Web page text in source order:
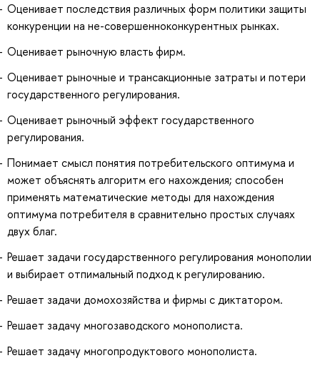
Оценивает последствия различных форм политики защиты
конкуренции на не-совершенноконкурентных рынках.
Оценивает рыночную власть фирм.
Оценивает рыночные и трансакционные затраты и потери
государственного регулирования.
Оценивает рыночный эффект государственного
регулирования.
Понимает смысл понятия потребительского оптимума и
может объяснять алгоритм его нахождения; способен
применять математические методы для нахождения
оптимума потребителя в сравнительно простых случаях
двух благ.
Решает задачи государственного регулирования монополии
и выбирает отпимальный подход к регулированию.
Решает задачи домохозяйства и фирмы с диктатором.
Решает задачу многозаводского монополиста.
Решает задачу многопродуктового монополиста.